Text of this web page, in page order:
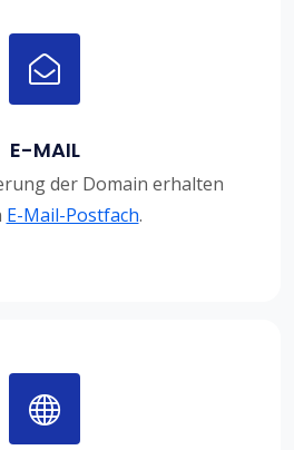
E-MAIL
der Domain erhalten
E-Mail-Postfach.